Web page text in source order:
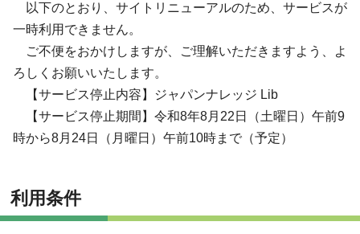
以下のとおり、サイトリニューアルのため、サービスが
一時利用できません。
ご不便をおかけしますが、ご理解いただきますよう、よ
ろしくお願いいたします。
【サービス停止内容】ジャパンナレッジ Lib
【サービス停止期間】令和8年8月22日（土曜日）午前9
時から8月24日（月曜日）午前10時まで（予定）
利用条件